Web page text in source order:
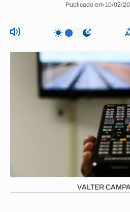
Publicado em 10/02/
VALTER